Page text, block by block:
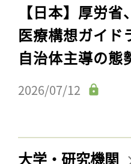
【日本】厚労
医療構想ガイド
自治体主導の態
2026/07/12
大学・研究機関